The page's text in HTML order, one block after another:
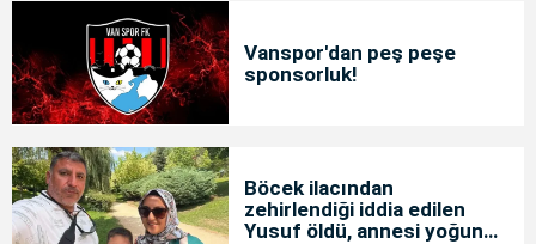
Vanspor'dan peş peşe
sponsorluk!
Böcek ilacından
zehirlendiği iddia edilen
Yusuf öldü, annesi yoğun